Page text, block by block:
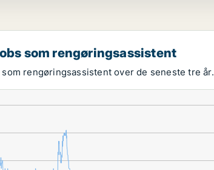
som rengøringsassistent
rengøringsassistent over de seneste tre år.